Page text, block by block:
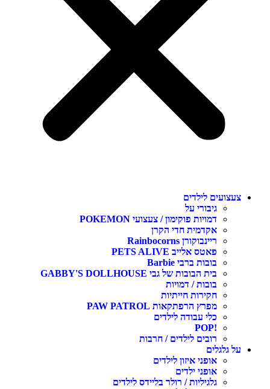
צעצועים לילדים
גיבורי על
דמויות פוקימון / צעצועי POKEMON
אקדמית חדי הקרן
ריינבוקורן Rainbocorns
פאטס אלייב PETS ALIVE
בובות ברבי Barbie
בית הבובות של גבי GABBY'S DOLLHOUSE
בובות / דמויות
חקירות חייתיות
מפרץ הרפתקאות PAW PATROL
כלי עבודה לילדים
!POP
רובים לילדים / חרבות
על גלגלים
אופני איזון לילדים
אופני ילדים
גלגיליות / רולר בליידס לילדים